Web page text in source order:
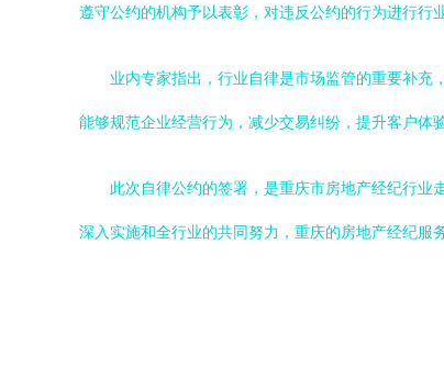
遵守公约的机构予以表彰，对违反公约的行为进行行
业内专家指出，行业自律是市场监管的重要补充
能够规范企业经营行为，减少交易纠纷，提升客户体
此次自律公约的签署，是重庆市房地产经纪行
深入实施和全行业的共同努力，重庆的房地产经纪服